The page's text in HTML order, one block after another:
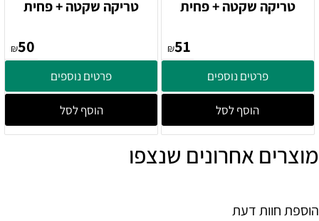
טריקה שקטה + פחית
₪51
פרטים נוספים
הוסף לסל
טריקה שקטה + פחית
₪50
פרטים נוספים
הוסף לסל
מוצרים אחרונים שנצפו
הוספת חוות דעת